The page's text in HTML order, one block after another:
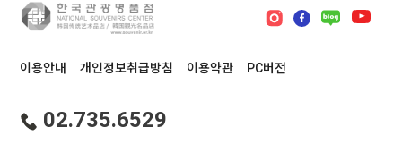
이용안내 개인정보취급방침 이용약관 PC버전
02.735.6529